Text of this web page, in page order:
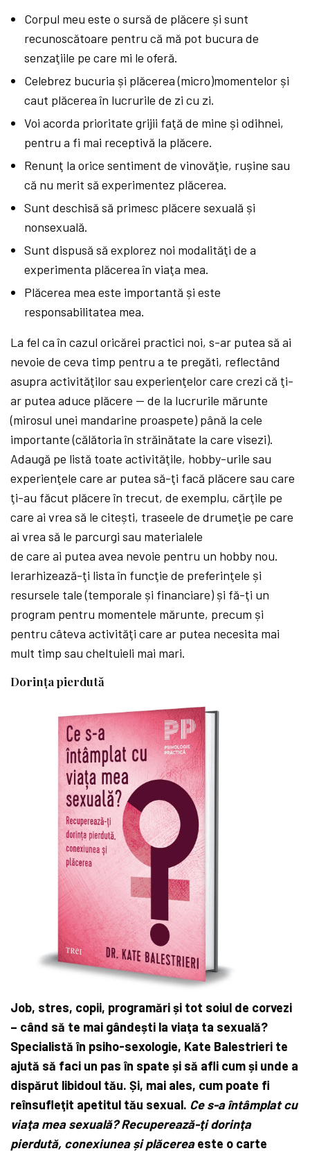
Corpul meu este o sursă de plăcere și sunt
recunoscătoare pentru că mă pot bucura de
senzaţiile pe care mi le oferă.
Celebrez bucuria și plăcerea (micro)momentelor și
caut plăcerea în lucrurile de zi cu zi.
Voi acorda prioritate grijii faţă de mine și odihnei,
pentru a fi mai receptivă la plăcere.
Renunţ la orice sentiment de vinovăţie, rușine sau
că nu merit să experimentez plăcerea.
Sunt deschisă să primesc plăcere sexuală și
nonsexuală.
Sunt dispusă să explorez noi modalităţi de a
experimenta plăcerea în viaţa mea.
Plăcerea mea este importantă și este
responsabilitatea mea.
La fel ca în cazul oricărei practici noi, s-ar putea să ai
nevoie de ceva timp pentru a te pregăti, reflectând
asupra activităţilor sau experienţelor care crezi că ţi-
ar putea aduce plăcere — de la lucrurile mărunte
(mirosul unei mandarine proaspete) până la cele
importante (călătoria în străinătate la care visezi).
Adaugă pe listă toate activităţile, hobby-urile sau
experienţele care ar putea să-ţi facă plăcere sau care
ţi-au făcut plăcere în trecut, de exemplu, cărţile pe
care ai vrea să le citești, traseele de drumeţie pe care
ai vrea să le parcurgi sau materialele
de care ai putea avea nevoie pentru un hobby nou.
Ierarhizează-ţi lista în funcţie de preferinţele și
resursele tale (temporale și financiare) și fă-ţi un
program pentru momentele mărunte, precum și
pentru câteva activităţi care ar putea necesita mai
mult timp sau cheltuieli mai mari.
Dorinţa pierdută
Job, stres, copii, programări și tot soiul de corvezi
– când să te mai gândești la viaţa ta sexuală?
Specialistă în psiho-sexologie, Kate Balestrieri te
ajută să faci un pas în spate și să afli cum și unde a
dispărut libidoul tău. Și, mai ales, cum poate fi
reînsufleţit apetitul tău sexual. Ce s-a întâmplat cu
viaţa mea sexuală? Recuperează-ţi dorinţa
pierdută, conexiunea și plăcereaeste o carte